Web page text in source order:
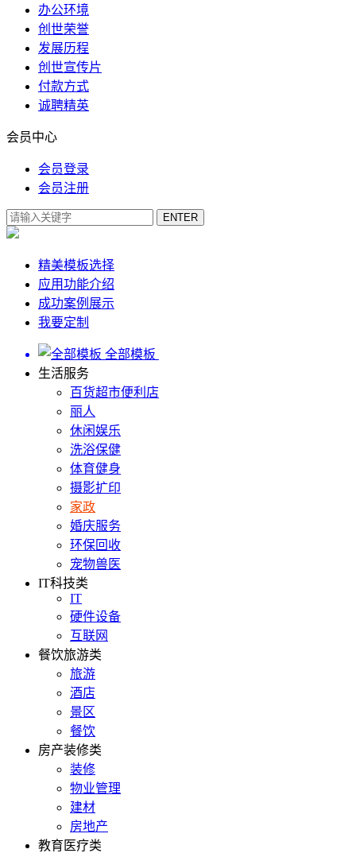
办公环境
创世荣誉
发展历程
创世宣传片
付款方式
诚聘精英
会员中心
会员登录
会员注册
精美模板选择
应用功能介绍
成功案例展示
我要定制
全部模板
生活服务
百货超市便利店
丽人
休闲娱乐
洗浴保健
体育健身
摄影扩印
家政
婚庆服务
环保回收
宠物兽医
IT科技类
IT
硬件设备
互联网
餐饮旅游类
旅游
酒店
景区
餐饮
房产装修类
装修
物业管理
建材
房地产
教育医疗类